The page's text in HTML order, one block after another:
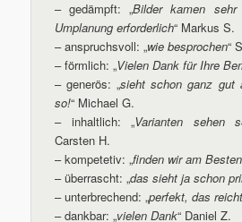
– gedämpft: „Bilder kamen
Umplanung erforderlich“ Markus S.
– anspruchsvoll: „wie besprochen“
– förmlich: „Vielen Dank für Ihre
– generös: „sieht schon ganz
so!“ Michael G.
– inhaltlich: „Varianten sehen
Carsten H.
– kompetetiv: „finden wir am Besten
– überrascht: „das sieht ja schon
– unterbrechend: „perfekt, das
– dankbar: „vielen Dank“ Daniel Z.